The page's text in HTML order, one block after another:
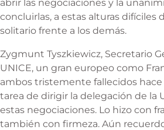
abrir las negociaciones y la
concluirlas, a estas alturas difíciles
solitario frente a los demás.
Zygmunt Tyszkiewicz, Secretario
UNICE, un gran europeo como
ambos tristemente fallecidos hace
tarea de dirigir la delegación de la
estas negociaciones. Lo hizo con
también con firmeza. Aún